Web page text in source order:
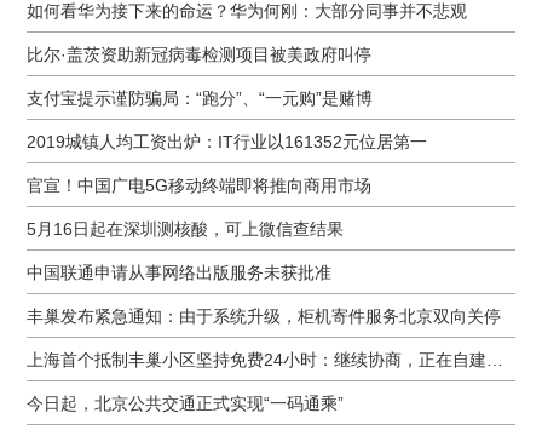
如何看华为接下来的命运？华为何刚：大部分同事并不悲观
比尔·盖茨资助新冠病毒检测项目被美政府叫停
支付宝提示谨防骗局：“跑分”、“一元购”是赌博
2019城镇人均工资出炉：IT行业以161352元位居第一
官宣！中国广电5G移动终端即将推向商用市场
5月16日起在深圳测核酸，可上微信查结果
中国联通申请从事网络出版服务未获批准
丰巢发布紧急通知：由于系统升级，柜机寄件服务北京双向关停
今日起，北京公共交通正式实现“一码通乘”